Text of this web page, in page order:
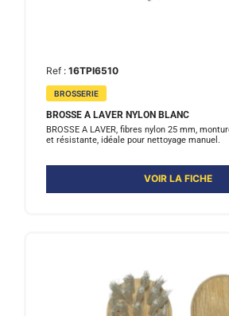
Ref : 16TPI6510
BROSSERIE
BROSSE A LAVER NYLON BLANC
BROSSE A LAVER, fibres nylon 25 mm,
et résistante, idéale pour nettoyage manuel.
VOIR LA FICHE